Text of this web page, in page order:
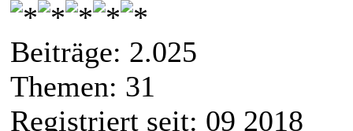
Beiträge: 2.025
Themen: 31
Registriert seit: 09 2018